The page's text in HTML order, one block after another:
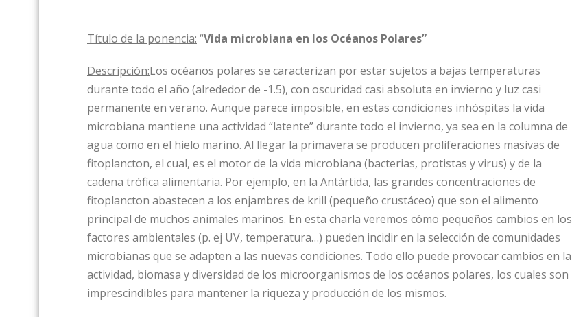
Título de la ponencia: “Vida microbiana en los Océanos Polares”
Descripción:Los océanos polares se caracterizan por estar sujetos a bajas temperaturas
durante todo el año (alrededor de -1.5), con oscuridad casi absoluta en invierno y luz casi
permanente en verano. Aunque parece imposible, en estas condiciones inhóspitas la vida
microbiana mantiene una actividad “latente” durante todo el invierno, ya sea en la columna de
agua como en el hielo marino. Al llegar la primavera se producen proliferaciones masivas de
fitoplancton, el cual, es el motor de la vida microbiana (bacterias, protistas y virus) y de la
cadena trófica alimentaria. Por ejemplo, en la Antártida, las grandes concentraciones de
fitoplancton abastecen a los enjambres de krill (pequeño crustáceo) que son el alimento
principal de muchos animales marinos. En esta charla veremos cómo pequeños cambios en los
factores ambientales (p. ej UV, temperatura…) pueden incidir en la selección de comunidades
microbianas que se adapten a las nuevas condiciones. Todo ello puede provocar cambios en la
actividad, biomasa y diversidad de los microorganismos de los océanos polares, los cuales son
imprescindibles para mantener la riqueza y producción de los mismos.